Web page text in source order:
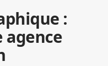
:
agence